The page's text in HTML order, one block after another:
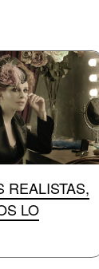
REALISTAS,
LO